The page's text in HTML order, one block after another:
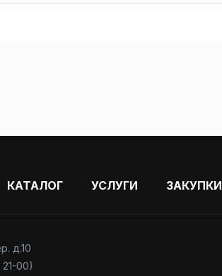
КАТАЛОГ УСЛУГИ ЗАКУПКИ
д.10
00)